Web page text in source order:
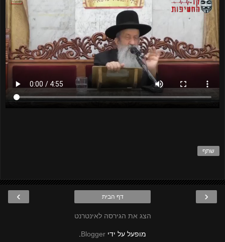
שתף
‹
› דף הבית
הצג את הגירסה לאינטרנט
מופעל על ידי Blogger
.